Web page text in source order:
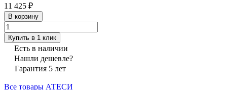
11 425 ₽
В корзину
Купить в 1 клик
Есть в наличии
Нашли дешевле?
Гарантия 5 лет
Все товары АТЕСИ